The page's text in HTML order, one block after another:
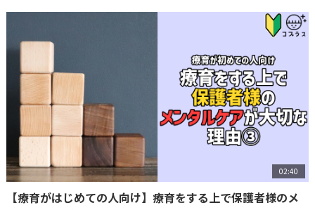
02:40
【療育がはじめての人向け】療育をする上で保護者様のメ